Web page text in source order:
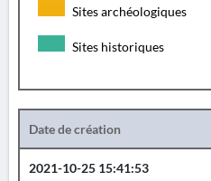
Sites archéologiques
Sites historiques
Date de création
2021-10-25 15:41:53